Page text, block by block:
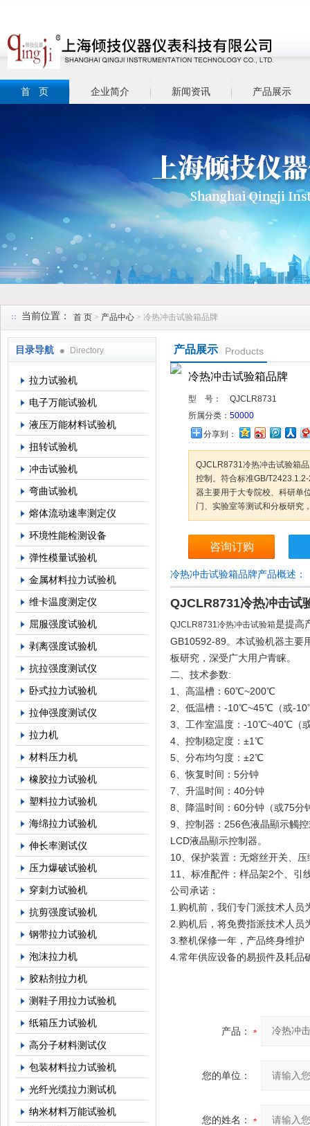
首 页 企业简介 新闻资讯 产品展示
当前位置： 首 页 > 产品中心 > 冷热冲击试验箱品牌
目录导航 Directory
拉力试验机
电子万能试验机
液压万能材料试验机
扭转试验机
冲击试验机
弯曲试验机
熔体流动速率测定仪
环境性能检测设备
弹性模量试验机
金属材料拉力试验机
维卡温度测定仪
屈服强度试验机
剥离强度试验机
抗拉强度测试仪
卧式拉力试验机
拉伸强度测试仪
拉力机
材料压力机
橡胶拉力试验机
塑料拉力试验机
海绵拉力试验机
伸长率测试仪
压力爆破试验机
穿刺力试验机
抗剪强度试验机
钢带拉力试验机
泡沫拉力机
胶粘剂拉力机
测鞋子用拉力试验机
纸箱压力试验机
高分子材料测试仪
包装材料拉力试验机
光纤光缆拉力测试机
纳米材料万能试验机
产品展示 Products
冷热冲击试验箱品牌
型 号：
QJCLR8731
所属分类： 50000
分享到：
QJCLR8731冷热冲击试验箱
控制。符合标准GB/
器主要用于大专院校、科研单
门、实验室等测试和分板研究
咨询订购
冷热冲击试验箱品牌产品概述：
QJCLR8731冷热冲击试
QJCLR8731冷热冲击试验箱是提高
GB10592-89。本试验机器主要
板研究，深受广大用户青睐。
二、技术参数:
1、高温槽：60℃~200℃
2、低温槽：-10℃~45℃（或-
3、工作室温度：-10℃~40℃
4、控制稳定度：±1℃
5、分布均匀度：±2℃
6、恢复时间：5分钟
7、升温时间：40分钟
8、降温时间：60分钟（或75分
9、控制器：256色液晶顯示觸
LCD液晶顯示控制器。
10、保护装置：无熔丝开关、
11、标准配件：样品架2个、引
公司承诺：
1.购机前，我们专门派技术人员
2.购机后，将免费指派技术人员
3.整机保修一年，产品终身维护
4.常年供应设备的易损件及耗品
产品：
您的单位：
您的姓名：